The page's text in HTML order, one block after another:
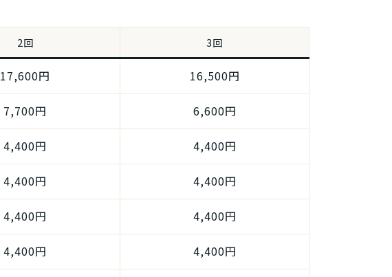
2回 3回
17,600円 16,500円
7,700円 6,600円
4,400円 4,400円
4,400円 4,400円
4,400円 4,400円
4,400円 4,400円